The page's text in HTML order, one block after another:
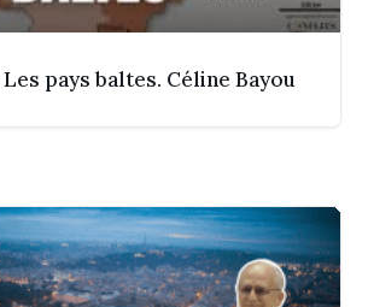
pays baltes. Céline Bayou